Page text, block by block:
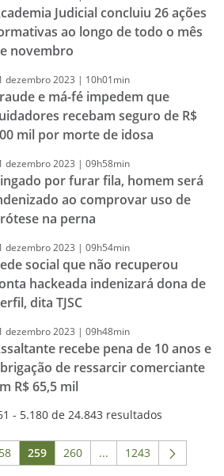
Judicial concluiu 26 ações
ao longo de todo o mês
novembro
dezembro2023 | 10h01min
e má-fé impedem que
recebam seguro de R$
mil por morte de idosa
dezembro2023 | 09h58min
por furar fila, homem será
ao comprovar uso de
na perna
dezembro2023 | 09h54min
social que não recuperou
hackeada indenizará dona de
dita TJSC
dezembro2023 | 09h48min
recebe pena de 10 anos e
de ressarcir comerciante
R$ 65,5 mil
- 5.180 de 24.843 resultados
intermediárias Usar ABA para navegar.
PáginaPágina
259 Página
260 ...PáginasPágina
1243